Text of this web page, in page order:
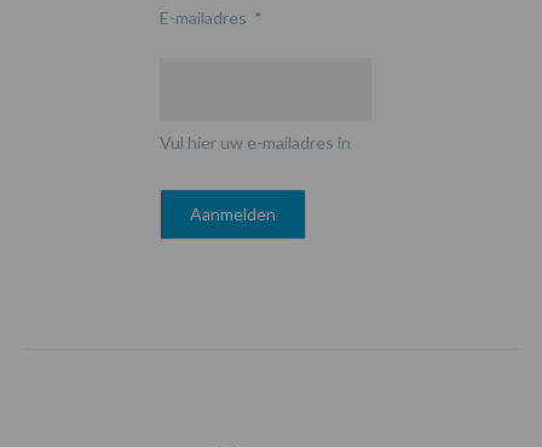
E-mailadres *
Vul hier uw e-mailadres in